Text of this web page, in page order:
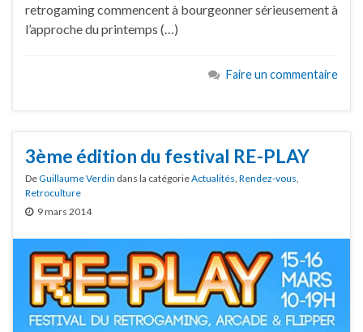
retrogaming commencent à bourgeonner sérieusement à
l’approche du printemps (…)
Faire un commentaire
3ème édition du festival RE-PLAY
DeGuillaume Verdin dans la catégorieActualités, Rendez-vous,
Retroculture
9 mars 2014